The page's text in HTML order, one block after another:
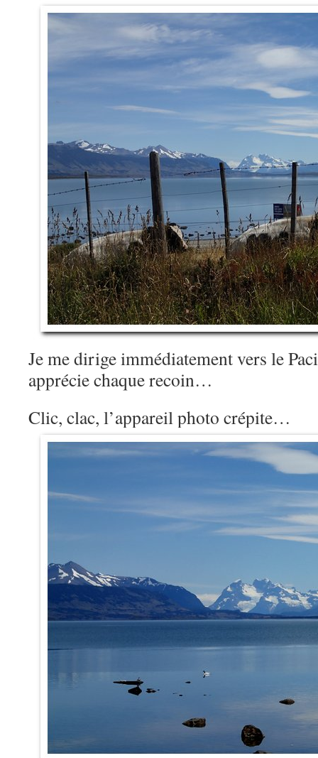
Je me dirige immédiatement vers le
apprécie chaque recoin…
Clic, clac, l’appareil photo crépite…